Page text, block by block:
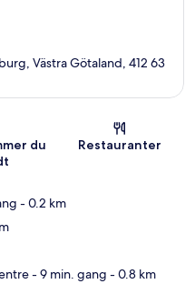
Västra Götaland, 412 63
du
Restauranter
- 0.2 km
- 9 min. gang - 0.8 km